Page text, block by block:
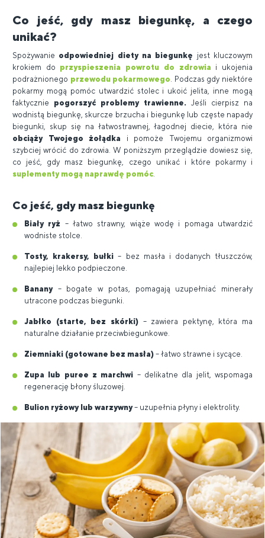
Co jeść, gdy masz biegunkę, a czego
unikać?
Spożywanie odpowiedniej diety na biegunkę jest kluczowym
krokiem do przyspieszenia powrotu do zdrowia i ukojenia
podrażnionego przewodu pokarmowego. Podczas gdy niektóre
pokarmy mogą pomóc utwardzić stolec i ukoić jelita, inne mogą
faktycznie pogorszyć problemy trawienne. Jeśli cierpisz na
wodnistą biegunkę, skurcze brzucha i biegunkę lub częste napady
biegunki, skup się na łatwostrawnej, łagodnej diecie, która nie
obciąży Twojego żołądka i pomoże Twojemu organizmowi
szybciej wrócić do zdrowia. W poniższym przeglądzie dowiesz się,
co jeść, gdy masz biegunkę, czego unikać i które pokarmy i
suplementy mogą naprawdę pomóc.
Co jeść, gdy masz biegunkę
Biały ryż – łatwo strawny, wiąże wodę i pomaga utwardzić
wodniste stolce.
Tosty, krakersy, bułki – bez masła i dodanych tłuszczów,
najlepiej lekko podpieczone.
Banany– bogate w potas, pomagają uzupełniać minerały
utracone podczas biegunki.
Jabłko (starte, bez skórki)– zawiera pektynę, która ma
naturalne działanie przeciwbiegunkowe.
Ziemniaki (gotowane bez masła) – łatwo strawne i sycące.
Zupa lub puree z marchwi – delikatne dla jelit, wspomaga
regenerację błony śluzowej.
Bulion ryżowy lub warzywny– uzupełnia płyny i elektrolity.